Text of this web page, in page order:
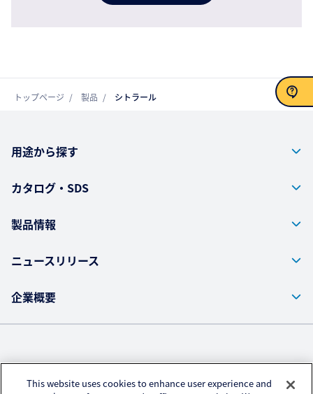
トップページ 製品 シトラール
用途から探す
カタログ・SDS
製品情報
ニュースリリース
企業概要
株式会社クラレ ウェブサイト
プライバシーポリシー
This website uses cookies to enhance user experience and